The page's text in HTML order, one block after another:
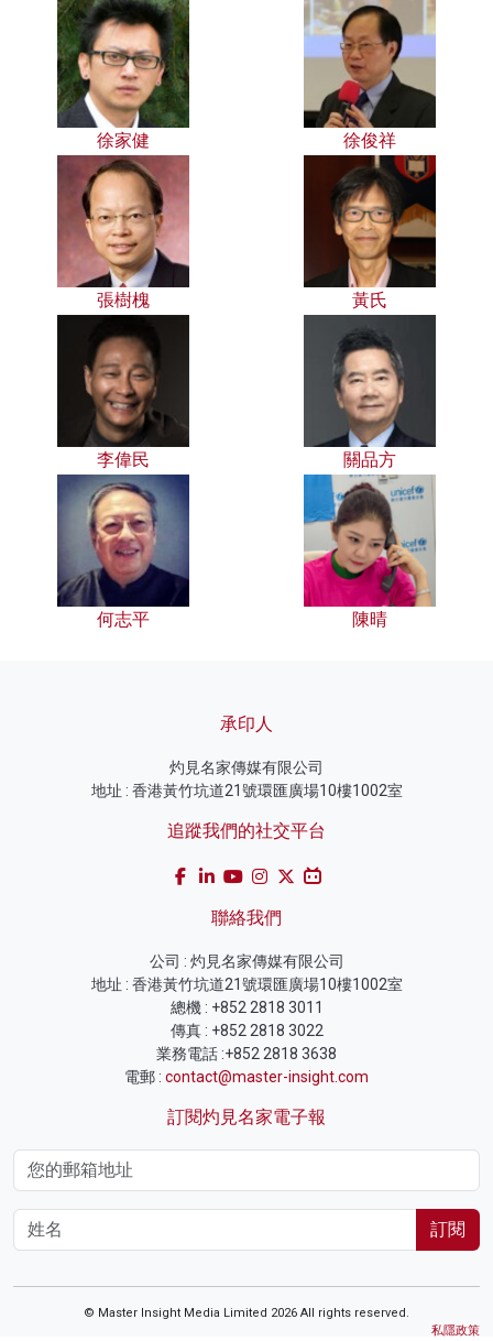
徐家健 徐俊祥
張樹槐 黃氏
李偉民 關品方
何志平 陳晴
承印人
灼見名家傳媒有限公司
地址 : 香港黃竹坑道21號環匯廣場10樓1002室
追蹤我們的社交平台
聯絡我們
公司 : 灼見名家傳媒有限公司
地址 : 香港黃竹坑道21號環匯廣場10樓1002室
總機 : +852 2818 3011
傳真 : +852 2818 3022
業務電話 :+852 2818 3638
電郵 : contact@master-insight.com
訂閱灼見名家電子報
訂閱
© Master Insight Media Limited 2026 All rights reserved.
私隱政策